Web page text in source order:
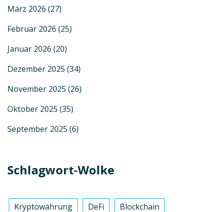
März 2026 (27)
Februar 2026 (25)
Januar 2026 (20)
Dezember 2025 (34)
November 2025 (26)
Oktober 2025 (35)
September 2025 (6)
Schlagwort-Wolke
Kryptowährung DeFi
Blockchain